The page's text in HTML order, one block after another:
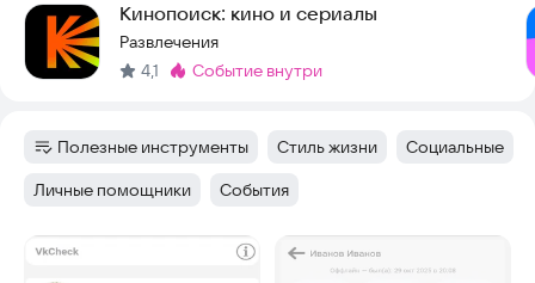
Кинопоиск: кино и сериалы
Развлечения
4,1
Метка:
событие внутри
Категория:
Полезные инструменты Тег:
Стиль жизни Тег:
Социальные
Тег:
Личные помощники Тег:
События
Скриншоты